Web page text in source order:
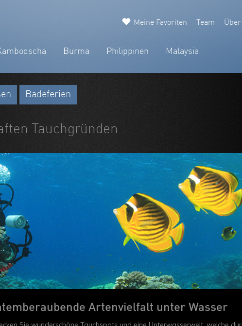
Burma Philippinen
Malaysia
Meine Favoriten Team
Badeferien
Tauchgründen
Artenvielfalt unter Wasser